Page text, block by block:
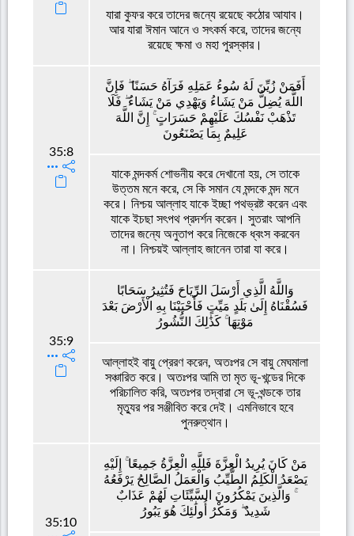
যারা কুফর করে তাদের জন্যে রয়েছে কঠোর আযাব।
আর যারা ঈমান আনে ও সৎকর্ম করে, তাদের জন্যে
রয়েছে ক্ষমা ও মহা পুরস্কার।
35:8
أَفَمَنْ زُيِّنَ لَهُ سُوءُ عَمَلِهِ فَرَآهُ حَسَنًا ۖ فَإِنَّ
اللَّهَ يُضِلُّ مَنْ يَشَاءُ وَيَهْدِي مَنْ يَشَاءُ ۖ فَلَا
تَذْهَبْ نَفْسُكَ عَلَيْهِمْ حَسَرَاتٍ ۚ إِنَّ اللَّهَ
عَلِيمٌ بِمَا يَصْنَعُونَ
যাকে মন্দকর্ম শোভনীয় করে দেখানো হয়, সে তাকে
উত্তম মনে করে, সে কি সমান যে মন্দকে মন্দ মনে
করে। নিশ্চয় আল্লাহ যাকে ইচ্ছা পথভ্রষ্ট করেন এবং
যাকে ইচছা সৎপথ প্রদর্শন করেন। সুতরাং আপনি
তাদের জন্যে অনুতাপ করে নিজেকে ধ্বংস করবেন
না। নিশ্চয়ই আল্লাহ জানেন তারা যা করে।
35:9
وَاللَّهُ الَّذِي أَرْسَلَ الرِّيَاحَ فَتُثِيرُ سَحَابًا
فَسُقْنَاهُ إِلَىٰ بَلَدٍ مَيِّتٍ فَأَحْيَيْنَا بِهِ الْأَرْضَ بَعْدَ
مَوْتِهَا ۚ كَذَٰلِكَ النُّشُورُ
আল্লাহই বায়ু প্রেরণ করেন, অতঃপর সে বায়ু মেঘমালা
সঞ্চারিত করে। অতঃপর আমি তা মৃত ভূ-খন্ডের দিকে
পরিচালিত করি, অতঃপর তদ্বারা সে ভূ-খন্ডকে তার
মৃত্যুর পর সঞ্জীবিত করে দেই। এমনিভাবে হবে
পুনরুত্থান।
35:10
مَنْ كَانَ يُرِيدُ الْعِزَّةَ فَلِلَّهِ الْعِزَّةُ جَمِيعًا ۚ إِلَيْهِ
يَصْعَدُ الْكَلِمُ الطَّيِّبُ وَالْعَمَلُ الصَّالِحُ يَرْفَعُهُ
ۚ وَالَّذِينَ يَمْكُرُونَ السَّيِّئَاتِ لَهُمْ عَذَابٌ
شَدِيدٌ ۖ وَمَكْرُ أُولَٰئِكَ هُوَ يَبُورُ